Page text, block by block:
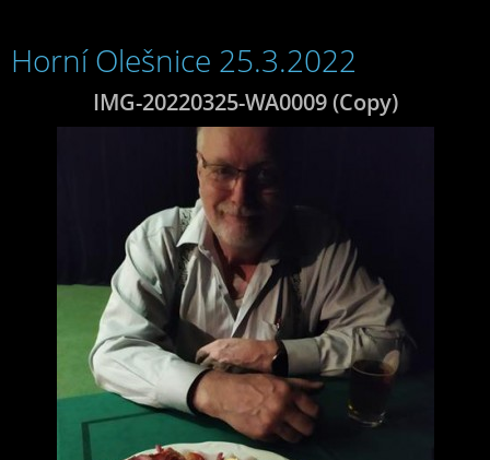
Horní Olešnice 25.3.2022
IMG-20220325-WA0009 (Copy)